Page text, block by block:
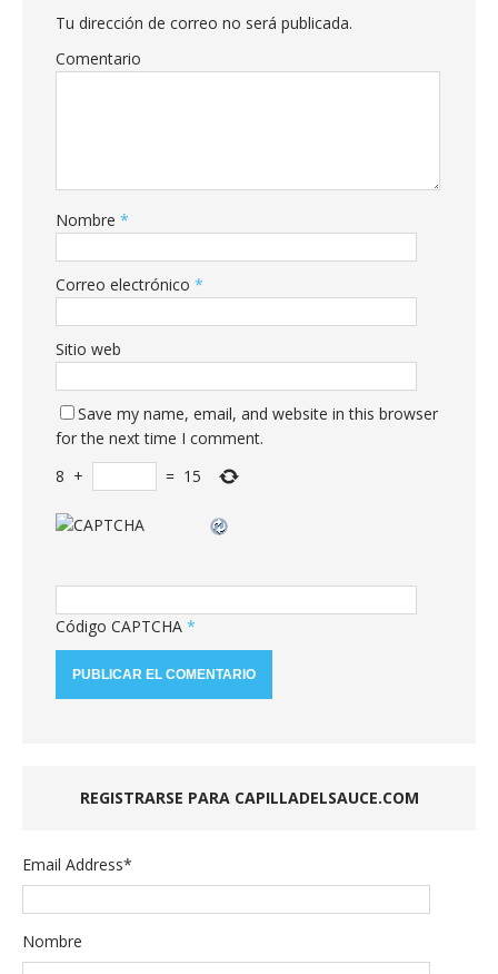
Tu dirección de correo no será publicada.
Comentario
Nombre *
Correo electrónico *
Sitio web
Save my name, email, and website in this browser
for the next time I comment.
8 + = 15
Código CAPTCHA *
REGISTRARSE PARA CAPILLADELSAUCE.COM
Email Address*
Nombre